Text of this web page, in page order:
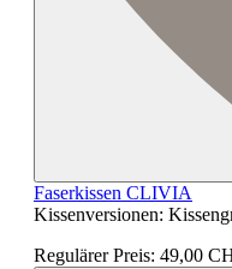
Faserkissen CLIVIA
Kissenversionen:
Regulärer Preis: 49,00